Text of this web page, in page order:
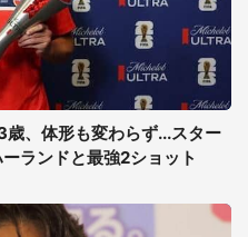
、体形も変わらず...スター
ランドと最強2ショット